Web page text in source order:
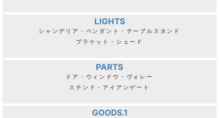
LIGHTS
シャンデリア・ペンダント・テーブルスタンド
ブラケット・シェード
PARTS
ドア・ウィンドウ・ヴォレー
ステンド・アイアンゲート
GOODS.1